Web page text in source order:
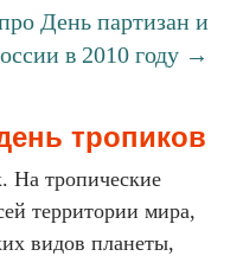
День партизан и
в 2010 году →
тропиков
На тропические
территории мира,
видов планеты,